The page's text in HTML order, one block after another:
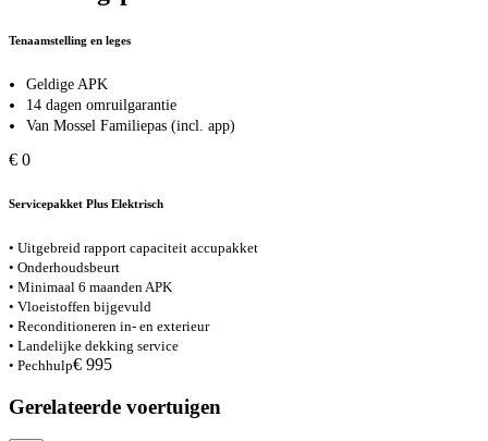
Tenaamstelling en leges
Geldige APK
14 dagen omruilgarantie
Van Mossel Familiepas (incl. app)
€ 0
Servicepakket Plus Elektrisch
• Uitgebreid rapport capaciteit accupakket
• Onderhoudsbeurt
• Minimaal 6 maanden APK
• Vloeistoffen bijgevuld
• Reconditioneren in- en exterieur
• Landelijke dekking service
• Pechhulp€ 995
Gerelateerde voertuigen